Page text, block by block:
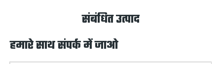
संबंधित उत्पाद
हमारे साथ संपर्क में जाओ